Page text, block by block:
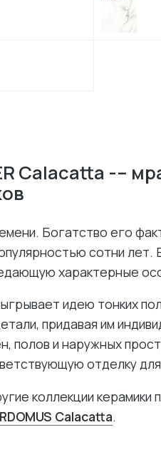
Calacatta -–
Богатство его
сотни лет.
характерные
идею тонких
придавая им
полов и наружных
отделку
коллекции керамики
Calacatta.